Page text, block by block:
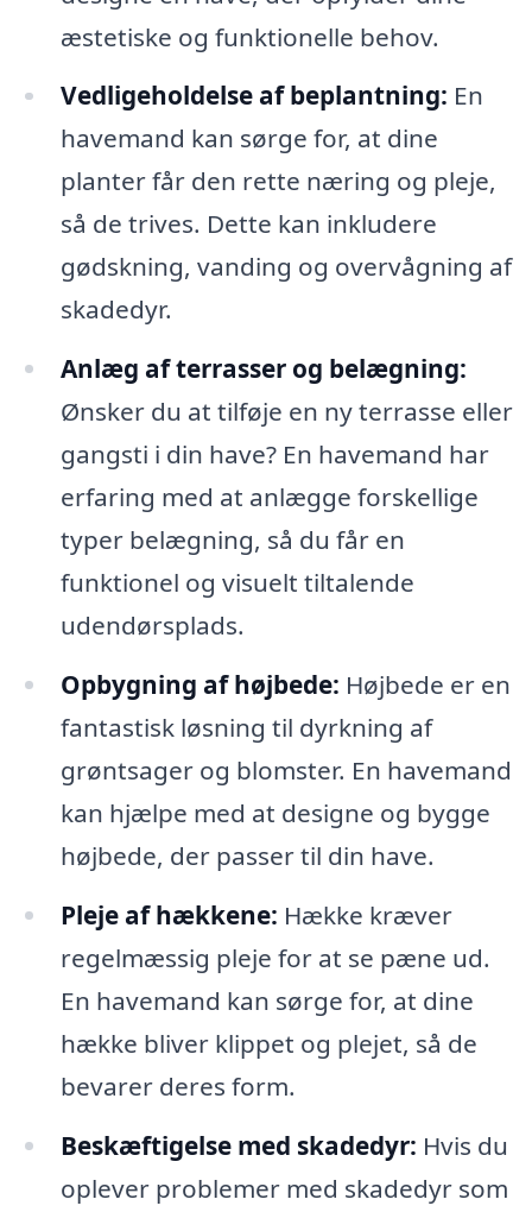
æstetiske og funktionelle behov.
Vedligeholdelse af beplantning: En
havemand kan sørge for, at dine
planter får den rette næring og pleje,
så de trives. Dette kan inkludere
gødskning, vanding og overvågning af
skadedyr.
Anlæg af terrasser og belægning:
Ønsker du at tilføje en ny terrasse eller
gangsti i din have? En havemand har
erfaring med at anlægge forskellige
typer belægning, så du får en
funktionel og visuelt tiltalende
udendørsplads.
Opbygning af højbede: Højbede er en
fantastisk løsning til dyrkning af
grøntsager og blomster. En havemand
kan hjælpe med at designe og bygge
højbede, der passer til din have.
Pleje af hækkene: Hække kræver
regelmæssig pleje for at se pæne ud.
En havemand kan sørge for, at dine
hække bliver klippet og plejet, så de
bevarer deres form.
Beskæftigelse med skadedyr: Hvis du
oplever problemer med skadedyr som